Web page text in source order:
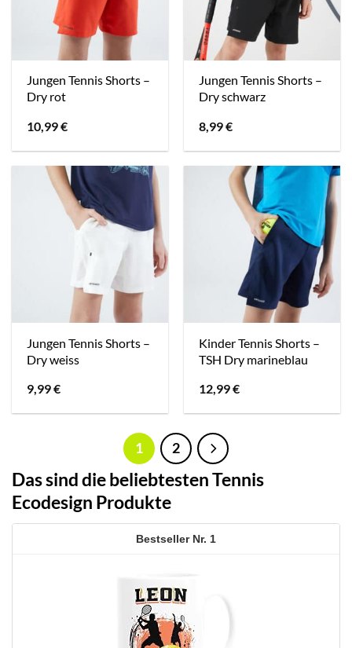
Jungen Tennis Shorts –
Dry rot
10,99€
Jungen Tennis Shorts –
Dry schwarz
8,99€
Jungen Tennis Shorts –
Dry weiss
9,99€
Kinder Tennis Shorts –
TSH Dry marineblau
12,99€
1 2
Das sind die beliebtesten Tennis
Ecodesign Produkte
1